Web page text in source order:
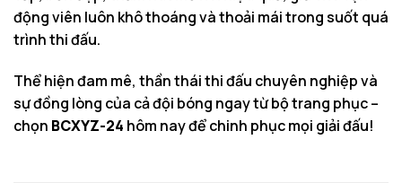
động viên luôn khô thoáng và thoải mái trong suốt quá
trình thi đấu.
Thể hiện đam mê, thần thái thi đấu chuyên nghiệp và
sự đồng lòng của cả đội bóng ngay từ bộ trang phục –
chọn BCXYZ-24 hôm nay để chinh phục mọi giải đấu!